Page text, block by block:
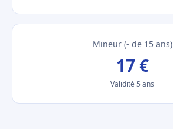
Mineur (- de 15 ans)
17 €
Validité 5 ans